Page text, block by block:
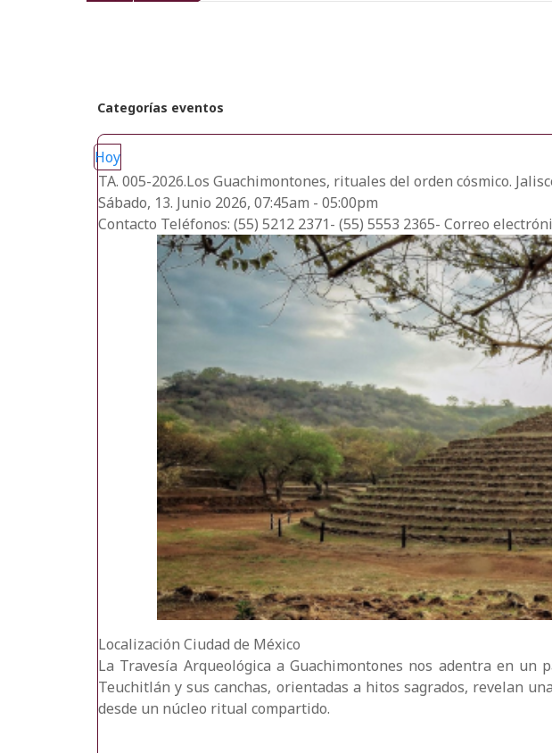
recientes
Categorías eventos
Hoy
TA. 005-2026.Los Guachimontones, rituales del orden cósmico.
Sábado, 13. Junio 2026, 07:45am - 05:00pm
Contacto Teléfonos: (55) 5212 2371- (55) 5553 2365- Correo
Localización Ciudad de México
La Travesía Arqueológica a Guachimontones nos adentra en
Teuchitlán y sus canchas, orientadas a hitos sagrados, revelan
desde un núcleo ritual compartido.